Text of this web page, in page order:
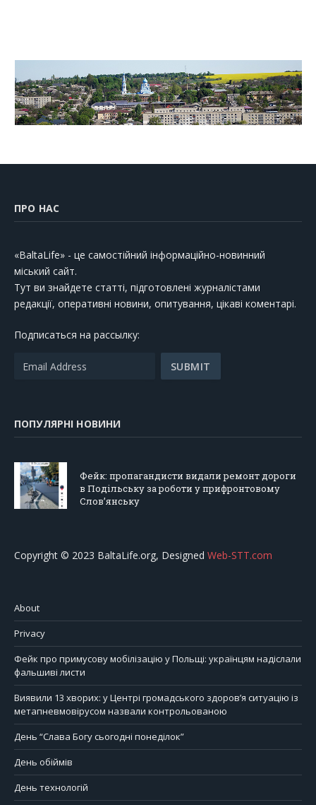
ПРО НАС
«BaltaLife» - це самостійний інформаційно-новинний
міський сайт.
Тут ви знайдете статті, підготовлені журналістами
редакції, оперативні новини, опитування, цікаві коментарі.
Подписаться на рассылку:
ПОПУЛЯРНІ НОВИНИ
Фейк: пропагандисти видали ремонт дороги
в Подільську за роботи у прифронтовому
Слов’янську
Copyright © 2023 BaltaLife.org, Designed Web-STT.com
About
Privacy
Фейк про примусову мобілізацію у Польщі: українцям надіслали
фальшиві листи
Виявили 13 хворих: у Центрі громадського здоров’я ситуацію із
метапневмовірусом назвали контрольованою
День “Слава Богу сьогодні понеділок”
День обіймів
День технологій